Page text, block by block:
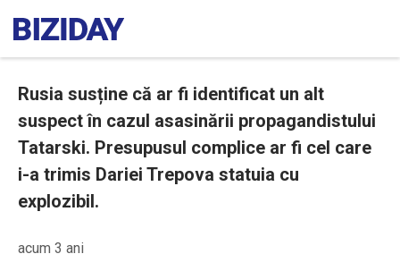
Rusia susține că ar fi identificat un alt
suspect în cazul asasinării propagandistului
Tatarski. Presupusul complice ar fi cel care
i-a trimis Dariei Trepova statuia cu
explozibil.
acum 3 ani